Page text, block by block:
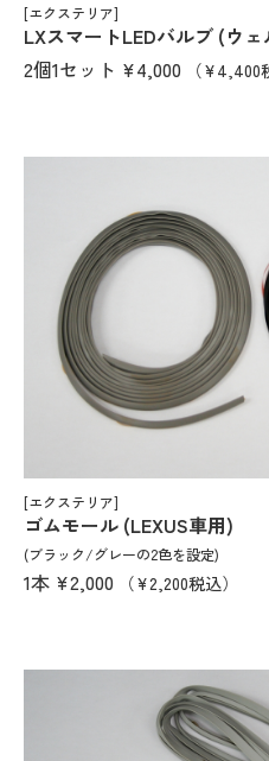
[エクステリア]
LXスマートLEDバルブ (ウ
2個1セット ¥4,000 （¥4,400
[エクステリア]
ゴムモール (LEXUS車用)
(ブラック/グレーの2色を設定)
1本 ¥2,000 （¥2,200税込）